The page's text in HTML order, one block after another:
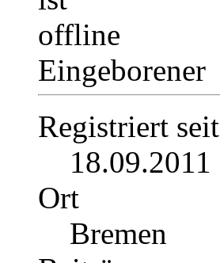
Eingeborener
Registriert seit
18.09.2011
Ort
Bremen